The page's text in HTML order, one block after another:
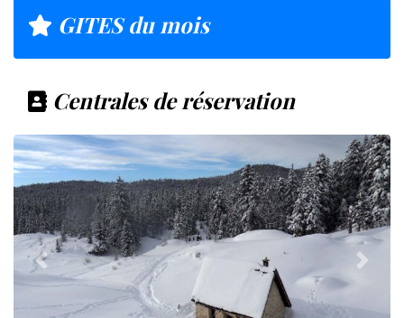
GITES du mois
Centrales de réservation